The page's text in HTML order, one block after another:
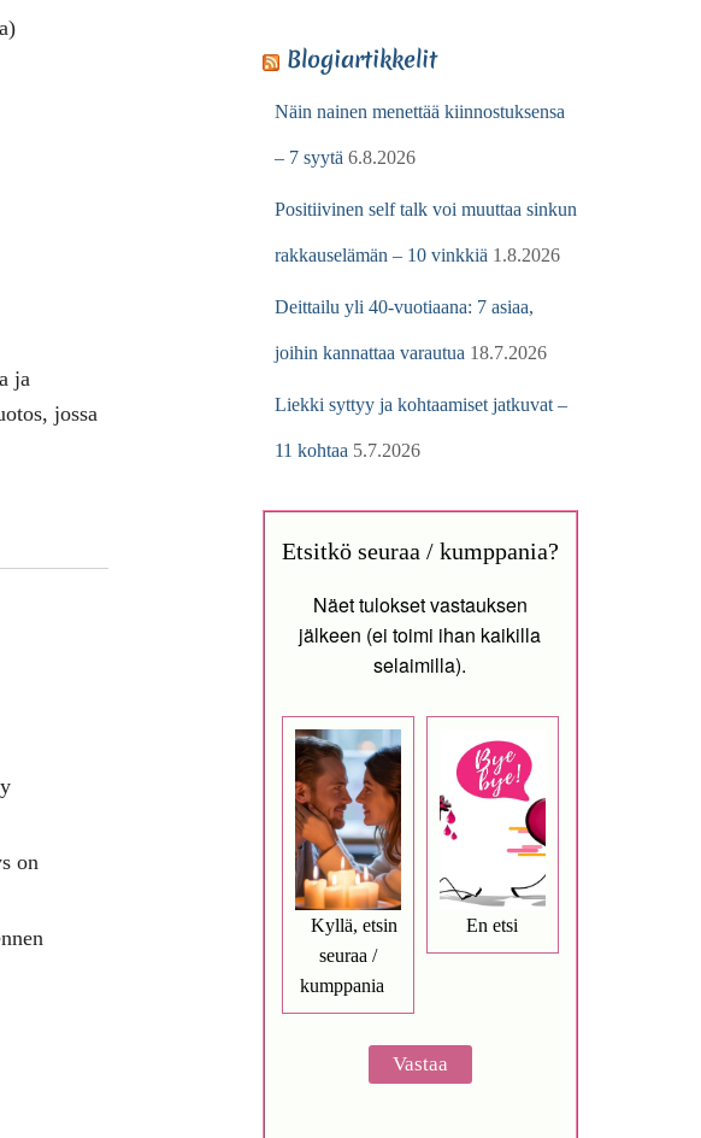
ja
jossa
on
Blogiartikkelit
Näin nainen menettää kiinnostuksensa
– 7 syytä 6.8.2026
Positiivinen self talk voi muuttaa sinkun
rakkauselämän – 10 vinkkiä 1.8.2026
Deittailu yli 40-vuotiaana: 7 asiaa,
joihin kannattaa varautua 18.7.2026
Liekki syttyy ja kohtaamiset jatkuvat –
11 kohtaa 5.7.2026
Etsitkö seuraa / kumppania?
Näet tulokset vastauksen
jälkeen (ei toimi ihan kaikilla
selaimilla).
Kyllä, etsin
seuraa /
kumppania
En etsi